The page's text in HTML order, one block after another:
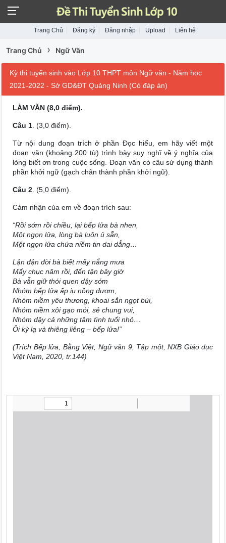
Trang Chủ Đăng ký Đăng nhập Upload Liên hệ
Trang Chủ › Ngữ Văn
Kỳ thi tuyển sinh vào Lớp 10 THPT môn Ngữ văn - Năm học
2021-2022 - Sở GD&ĐT Quảng Ninh (Có đáp án)
LÀM VĂN (8,0 điểm).
Câu 1 . (3,0 điểm).
Từ nội dung đoạn trích ở phần Đọc hiểu, em hãy viết một
đoạn văn (khoảng 200 từ) trình bày suy nghĩ về ý nghĩa của
lòng biết ơn trong cuộc sống. Đoạn văn có câu sử dụng thành
phần khởi ngữ (gạch chân thành phần khởi ngữ).
Câu 2 . (5,0 điểm).
Cảm nhận của em về đoạn trích sau:
“Rồi sớm rồi chiều, lại bếp lửa bà nhen,
Một ngọn lửa, lòng bà luôn ủ sẵn,
Một ngọn lửa chứa niềm tin dai dẳng…
Lận đận đời bà biết mấy nắng mưa
Mấy chục năm rồi, đến tận bây giờ
Bà vẫn giữ thói quen dậy sớm
Nhóm bếp lửa ấp iu nồng đượm,
Nhóm niềm yêu thương, khoai sắn ngọt bùi,
Nhóm niềm xôi gạo mới, sẻ chung vui,
Nhóm dậy cả những tâm tình tuổi nhỏ…
Ôi kỳ lạ và thiêng liêng – bếp lửa!”
(Trích Bếp lửa, Bằng Việt, Ngữ văn 9, Tập một, NXB Giáo dục
Việt Nam, 2020, tr.144)